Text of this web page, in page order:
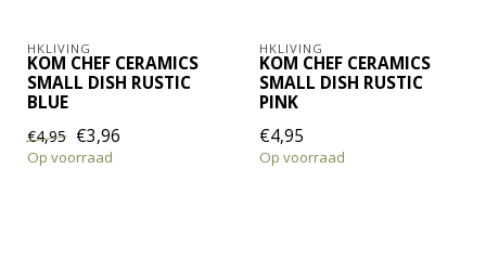
HKLIVING
KOM CHEF CERAMICS
SMALL DISH RUSTIC
BLUE
€4,95 €3,96
Op voorraad
HKLIVING
KOM CHEF CERAMICS
SMALL DISH RUSTIC
PINK
€4,95
Op voorraad